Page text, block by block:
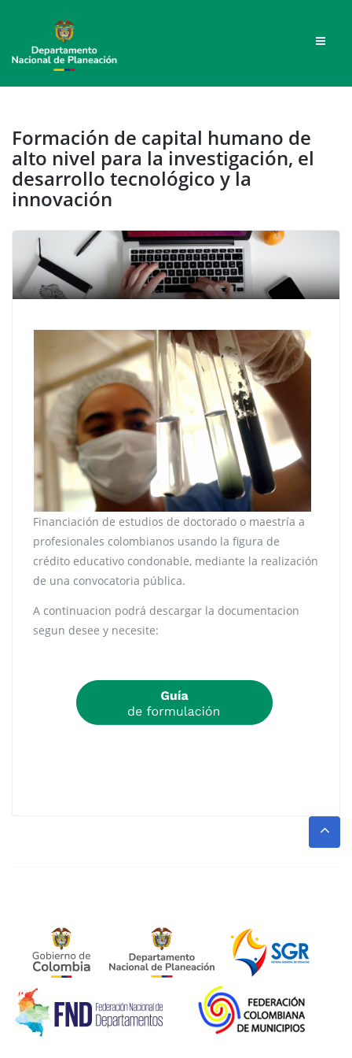
Formación de capital humano de
alto nivel para la investigación, el
desarrollo tecnológico y la
innovación
Financiación de estudios de doctorado o maestría a
profesionales colombianos usando la figura de
crédito educativo condonable, mediante la realización
de una convocatoria pública.
A continuacion podrá descargar la documentacion
segun desee y necesite: